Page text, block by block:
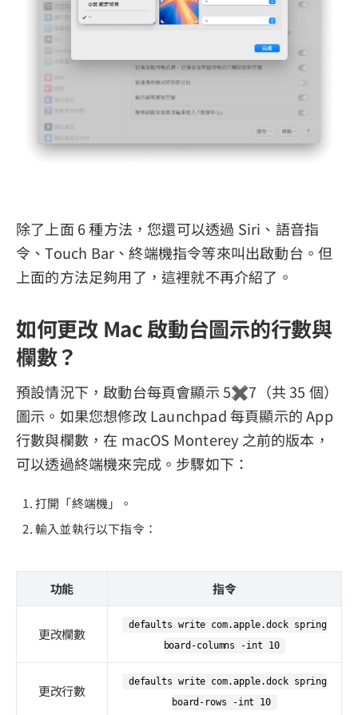
除了上面 6 種方法，您還可以透過 Siri、語音指
令、Touch Bar、終端機指令等來叫出啟動台。但
上面的方法足夠用了，這裡就不再介紹了。
如何更改 Mac 啟動台圖示的行數與
欄數？
預設情況下，啟動台每頁會顯示 5✖️7（共 35 個）
圖示。如果您想修改 Launchpad 每頁顯示的 App
行數與欄數，在 macOS Monterey 之前的版本，
可以透過終端機來完成。步驟如下：
打開「終端機」。
輸入並執行以下指令：
功能 指令
更改欄數
defaults write com.apple.dock spring
board-columns -int 10
更改行數
defaults write com.apple.dock spring
board-rows -int 10